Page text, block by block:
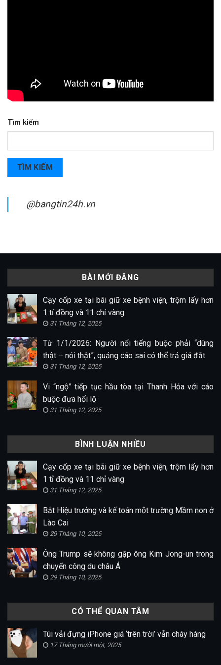
Tìm kiếm
TÌM KIẾM
@bangtin24h.vn
BÀI MỚI ĐĂNG
Cạy cốp xe tại bãi giữ xe bệnh viện, trộm lấy hơn
1 tỉ đồng và 11 chỉ vàng
31 Tháng 12, 2025
Từ 1/1/2026: Người nổi tiếng buộc phải “dùng
thật – nói thật”, quảng cáo sai có thể trả giá đắt
31 Tháng 12, 2025
Vi “ngộ” tiếp tục hầu tòa tại Thanh Hóa với cáo
buộc đưa hối lộ
31 Tháng 12, 2025
BÌNH LUẬN NHIỀU
Cạy cốp xe tại bãi giữ xe bệnh viện, trộm lấy hơn
1 tỉ đồng và 11 chỉ vàng
31 Tháng 12, 2025
Bắt Hiệu trưởng và kế toán một trường Mầm non ở
Lào Cai
29 Tháng 10, 2025
Ông Trump sẽ không gặp ông Kim Jong-un trong
chuyến công du châu Á
29 Tháng 10, 2025
CÓ THỂ QUAN TÂM
Túi vải đựng iPhone giá ‘trên trời’ vẫn cháy hàng
17 Tháng mười một, 2025